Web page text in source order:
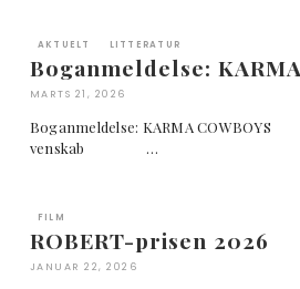
AKTUELT LITTERATUR
Boganmeldelse:
MARTS 21, 2026
Boganmeldelse: KARMA
venskab …
FILM
ROBERT-prisen 2026
JANUAR 22, 2026